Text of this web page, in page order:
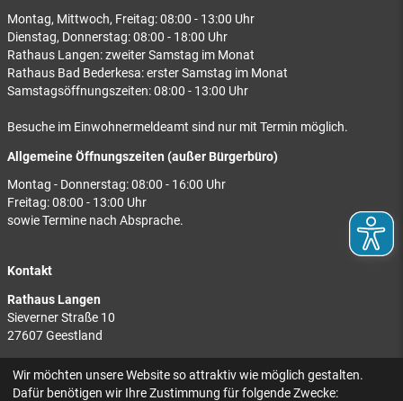
Montag, Mittwoch, Freitag: 08:00 - 13:00 Uhr
Dienstag, Donnerstag: 08:00 - 18:00 Uhr
Rathaus Langen: zweiter Samstag im Monat
Rathaus Bad Bederkesa: erster Samstag im Monat
Samstagsöffnungszeiten: 08:00 - 13:00 Uhr
Besuche im Einwohnermeldeamt sind nur mit Termin möglich.
Allgemeine Öffnungszeiten (außer Bürgerbüro)
Montag - Donnerstag: 08:00 - 16:00 Uhr
Freitag: 08:00 - 13:00 Uhr
sowie Termine nach Absprache.
Kontakt
Rathaus Langen
Sieverner Straße 10
27607 Geestland
Rathaus Bad Bederkesa
Am Markt 8
Wir möchten unsere Website so attraktiv wie möglich gestalten.
Dafür benötigen wir Ihre Zustimmung für folgende Zwecke: